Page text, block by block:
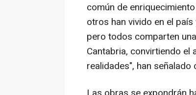
común de
otros han vivido en el
pero todos comparten
Cantabria, convirtiendo el
realidades", han